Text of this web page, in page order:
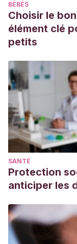
BÉBÉS
Choisir le
élément clé
petits
SANTÉ
Protection
anticiper les